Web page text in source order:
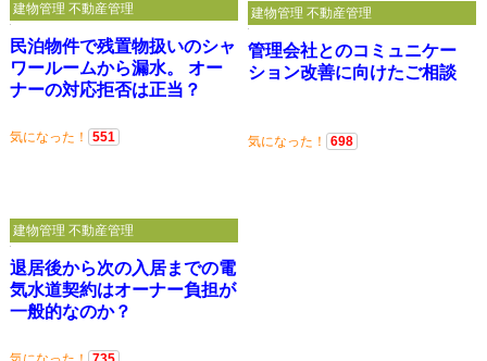
民泊物件で残置物扱いのシャ
ワールームから漏水。 オー
ナーの対応拒否は正当？
気になった！ 551
建物管理 不動産管理
管理会社とのコミュニケー
ション改善に向けたご相談
気になった！ 698
建物管理 不動産管理
退居後から次の入居までの電
気水道契約はオーナー負担が
一般的なのか？
建物管理 不動産管理